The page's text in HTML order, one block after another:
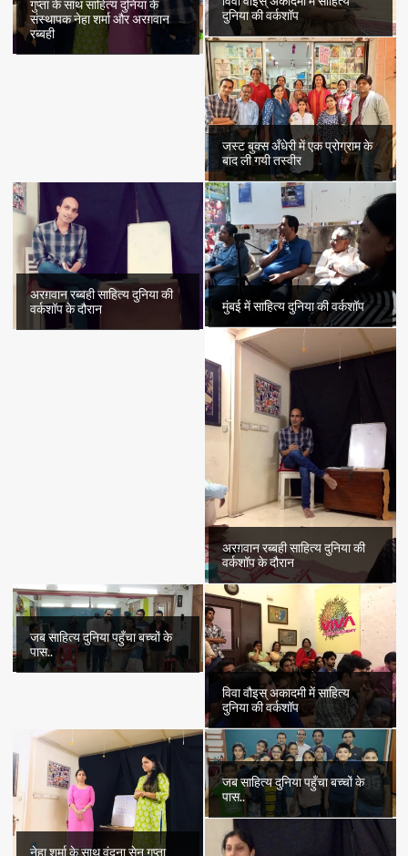
गुप्ता के साथ साहित्य दुनिया के
संस्थापक नेहा शर्मा और अरग़वान
रब्बही
दुनिया की वर्कशॉप
जस्ट बुक्स अँधेरी में एक प्रोग्राम के
बाद ली गयी तस्वीर
अरग़वान रब्बही साहित्य दुनिया की
वर्कशॉप के दौरान
मुंबई में साहित्य दुनिया की वर्कशॉप
अरग़वान रब्बही साहित्य दुनिया की
वर्कशॉप के दौरान
जब साहित्य दुनिया पहुँचा बच्चों के
पास..
विवा वौइस् अकादमी में साहित्य
दुनिया की वर्कशॉप
नेहा शर्मा के साथ वंदना सेन गुप्ता
जब साहित्य दुनिया पहुँचा बच्चों के
पास..